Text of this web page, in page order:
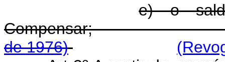
e) o
de 1976)